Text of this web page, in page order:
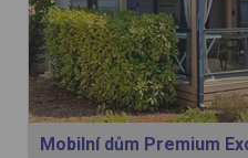
Mobilní dům Premium